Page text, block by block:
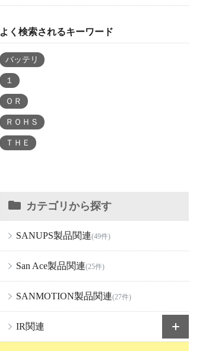
よく検索されるキーワード
バッテリ
１
ＯＲ
ＲＯＨＳ
ＴＨＥ
カテゴリから探す
SANUPS製品関連(49件)
San Ace製品関連(25件)
SANMOTION製品関連(27件)
IR関連